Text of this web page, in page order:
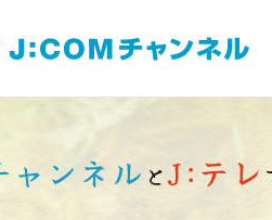
ンネル とJ:テレ